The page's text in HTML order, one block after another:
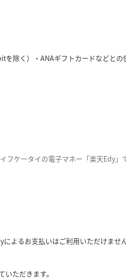
除く）・ANAギフトカードなどとの
フケータイの電子マネー「楽天Edy」
よるお支払いはご利用いただけません
いただきます。